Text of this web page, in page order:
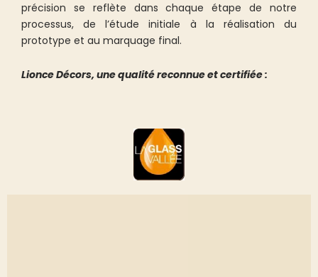
précision se reflète dans chaque étape de notre
processus, de l’étude initiale à la réalisation du
prototype et au marquage final.
Lionce Décors, une qualité reconnue et certifiée :